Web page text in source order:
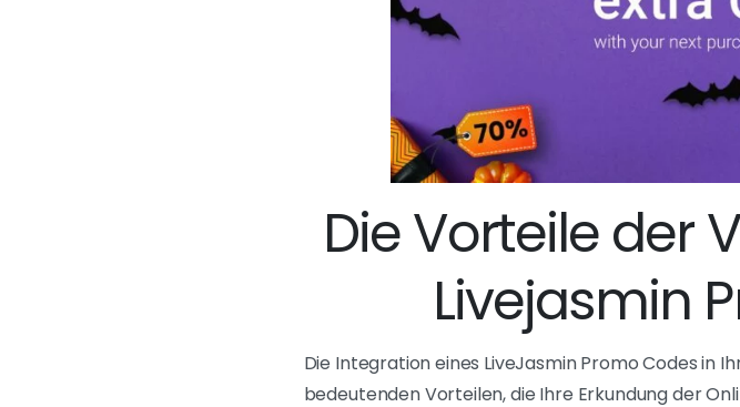
Die Vorteile der
Livejasmin
Die Integration eines LiveJasmin Promo Codes in
bedeutenden Vorteilen, die Ihre Erkundung der